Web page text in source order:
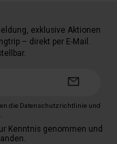
exklusive Aktionen
– direkt per E-Mail.
die Datenschutzrichtlinie und
Kenntnis genommen und